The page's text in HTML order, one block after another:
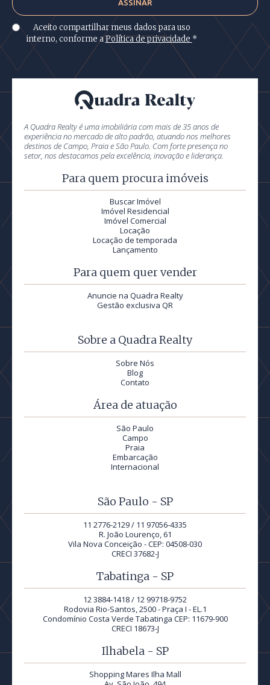
Aceito compartilhar meus dados para uso
interno, conforme aPolítica de privacidade *
A Quadra Realty é uma imobiliária com mais de 35 anos de
experiência no mercado de alto padrão, atuando nos melhores
destinos de Campo, Praia e São Paulo. Com forte presença no
setor, nos destacamos pela excelência, inovação e liderança.
Para quem procura imóveis
Buscar Imóvel
Imóvel Residencial
Imóvel Comercial
Locação
Locação de temporada
Lançamento
Para quem quer vender
Anuncie na Quadra Realty
Gestão exclusiva QR
Sobre a Quadra Realty
Sobre Nós
Blog
Contato
Área de atuação
São Paulo
Campo
Praia
Embarcação
Internacional
São Paulo - SP
11 2776-2129 / 11 97056-4335
R. João Lourenço, 61
Vila Nova Conceição - CEP: 04508-030
CRECI 37682-J
Tabatinga - SP
12 3884-1418 / 12 99718-9752
Rodovia Rio-Santos, 2500 - Praça I - EL.1
Condomínio Costa Verde Tabatinga CEP: 11679-900
CRECI 18673-J
Ilhabela - SP
Shopping Mares Ilha Mall